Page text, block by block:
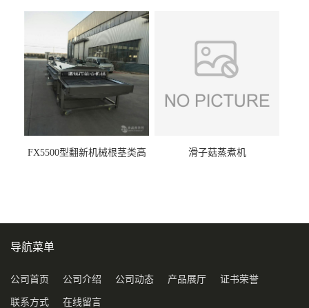
FX5500型翻新机械根茎类高
滑子菇蒸煮机
导航菜单
公司首页 公司介绍 公司动态 产品展厅 证书荣誉
联系方式 在线留言